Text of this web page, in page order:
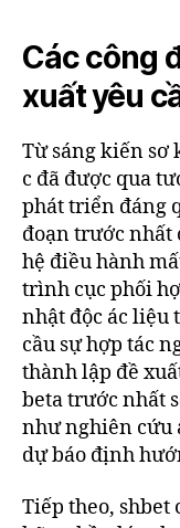
Các công
xuất yêu
Từ sáng kiến sơ
c đã được qua
phát triển đáng
đoạn trước nhất
hệ điều hành
trình cục phối
nhật độc ác liệu
cầu sự hợp tác
thành lập đề
beta trước nhất
như nghiên cứu
dự báo định
Tiếp theo, shbet